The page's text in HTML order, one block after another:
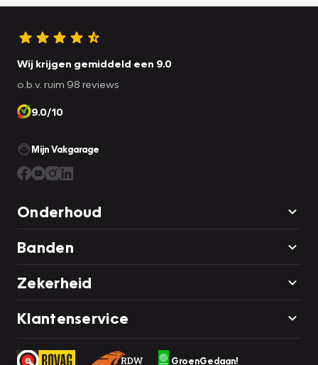
Wij krijgen gemiddeld een 9.0
o.b.v. ruim 98 reviews
9.0/10
Mijn Vakgarage
Onderhoud
Banden
Zekerheid
Klantenservice
GroenGedaan!